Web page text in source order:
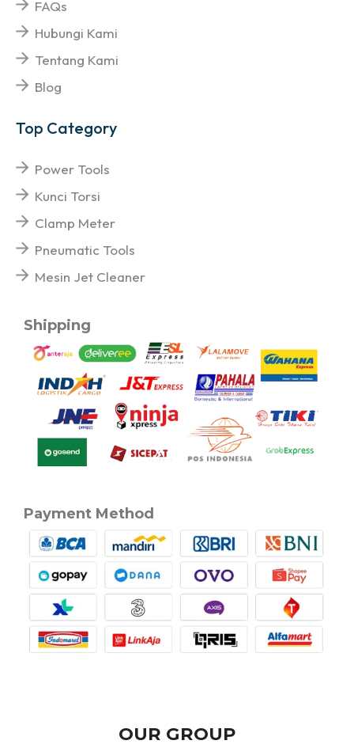
FAQs
Hubungi Kami
Tentang Kami
Blog
Top Category
Power Tools
Kunci Torsi
Clamp Meter
Pneumatic Tools
Mesin Jet Cleaner
Shipping
Payment Method
OUR GROUP